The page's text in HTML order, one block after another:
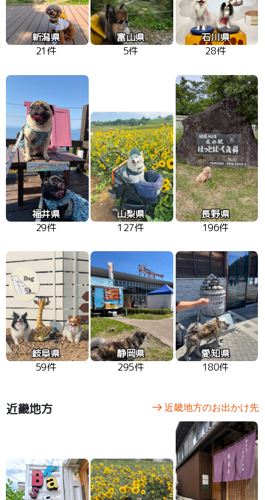
新潟県
21件
富山県
5件
石川県
28件
福井県
29件
山梨県
127件
長野県
196件
岐阜県
59件
静岡県
295件
愛知県
180件
近畿地方 近畿地方のお出かけ先